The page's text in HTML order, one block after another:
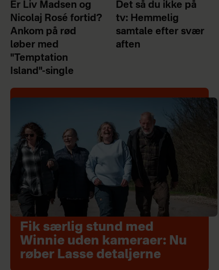
Er Liv Madsen og
Nicolaj Rosé fortid?
Ankom på rød
løber med
"Temptation
Island"-single
Det så du ikke på
tv: Hemmelig
samtale efter svær
aften
Fik særlig stund med
Winnie uden kameraer: Nu
røber Lasse detaljerne